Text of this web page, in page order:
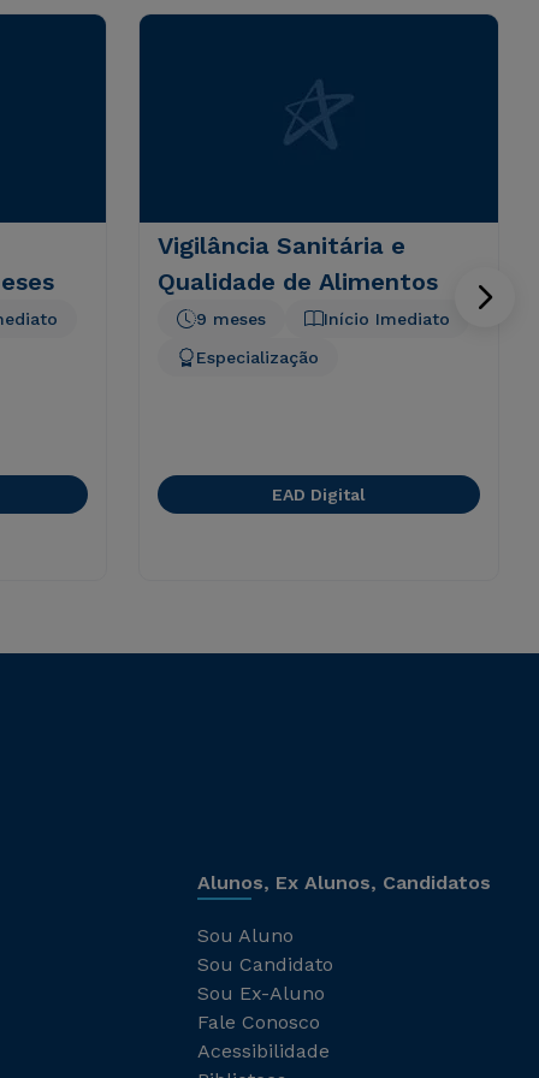
Vigilância Sanitária e
Qualidade de Alimentos
Início Imediato
9 meses
Especialização
EAD Digital
Alunos, Ex Alunos, Candidatos
Sou Aluno
Sou Candidato
Sou Ex-Aluno
Fale Conosco
Acessibilidade